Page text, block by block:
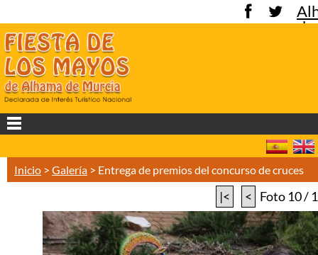
de
Inicio > Galería > Entrega de premios del concurso de cruces
|< < Foto 10 /